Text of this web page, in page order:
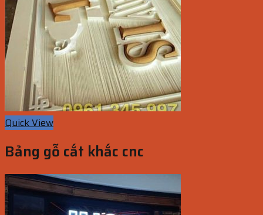
Quick View
Bảng gỗ cắt khắc cnc